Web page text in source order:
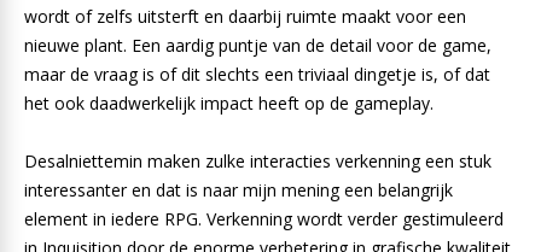
wordt of zelfs uitsterft en daarbij ruimte maakt voor een
nieuwe plant. Een aardig puntje van de detail voor de game,
maar de vraag is of dit slechts een triviaal dingetje is, of dat
het ook daadwerkelijk impact heeft op de gameplay.
Desalniettemin maken zulke interacties verkenning een stuk
interessanter en dat is naar mijn mening een belangrijk
element in iedere RPG. Verkenning wordt verder gestimuleerd